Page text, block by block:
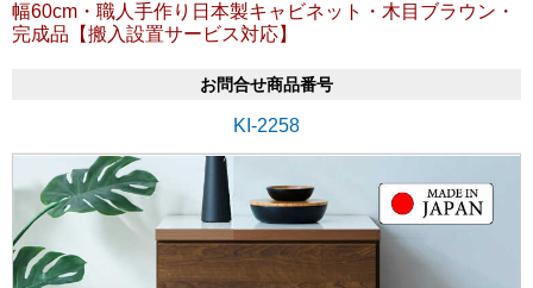
幅60cm・職人手作り日本製キャビネット・木目ブラウン・
完成品【搬入設置サービス対応】
お問合せ商品番号
KI-2258